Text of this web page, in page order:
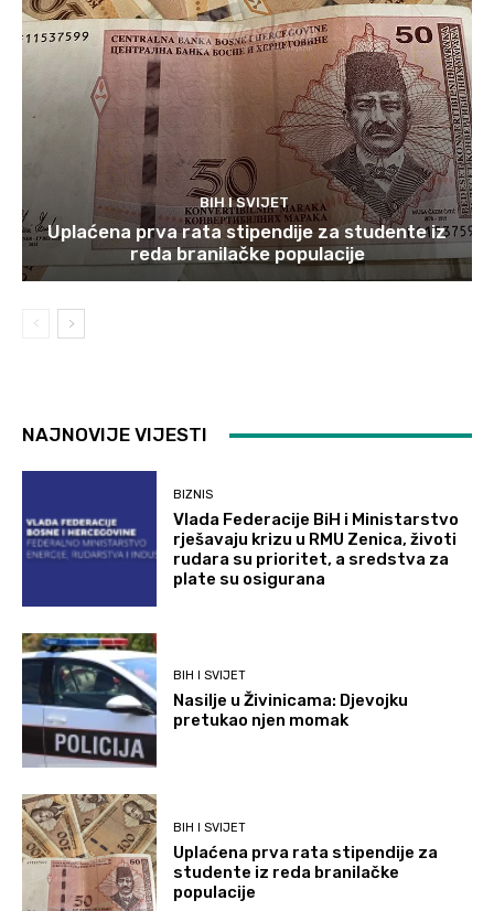
BIH I SVIJET
Uplaćena prva rata stipendije za studente iz
reda branilačke populacije
NAJNOVIJE VIJESTI
BIZNIS
Vlada Federacije BiH i Ministarstvo
rješavaju krizu u RMU Zenica, životi
rudara su prioritet, a sredstva za
plate su osigurana
BIH I SVIJET
Nasilje u Živinicama: Djevojku
pretukao njen momak
BIH I SVIJET
Uplaćena prva rata stipendije za
studente iz reda branilačke
populacije